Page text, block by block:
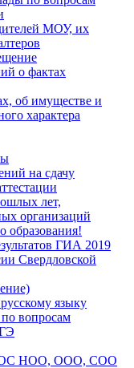
МОУ, их
о фактах
об имуществе и
характера
на сдачу
лет,
организаций
образования!
ГИА 2019
Свердловской
языку
вопросам
НОО, ООО, СОО